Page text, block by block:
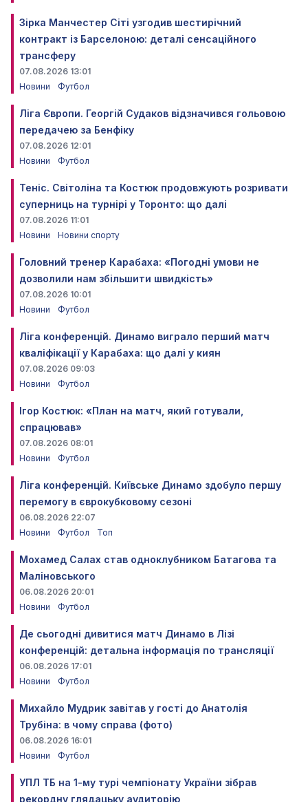
Зірка Манчестер Сіті узгодив шестирічний
контракт із Барселоною: деталі сенсаційного
трансферу
07.08.2026 13:01
Новини
Футбол
Ліга Європи. Георгій Судаков відзначився гольовою
передачею за Бенфіку
07.08.2026 12:01
Новини
Футбол
Теніс. Світоліна та Костюк продовжують розривати
суперниць на турнірі у Торонто: що далі
07.08.2026 11:01
Новини
Новини спорту
Головний тренер Карабаха: «Погодні умови не
дозволили нам збільшити швидкість»
07.08.2026 10:01
Новини
Футбол
Ліга конференцій. Динамо виграло перший матч
кваліфікації у Карабаха: що далі у киян
07.08.2026 09:03
Новини
Футбол
Ігор Костюк: «План на матч, який готували,
спрацював»
07.08.2026 08:01
Новини
Футбол
Ліга конференцій. Київське Динамо здобуло першу
перемогу в єврокубковому сезоні
06.08.2026 22:07
Новини
Футбол Топ
Мохамед Салах став одноклубником Батагова та
Маліновського
06.08.2026 20:01
Новини
Футбол
Де сьогодні дивитися матч Динамо в Лізі
конференцій: детальна інформація по трансляції
06.08.2026 17:01
Новини
Футбол
Михайло Мудрик завітав у гості до Анатолія
Трубіна: в чому справа (фото)
06.08.2026 16:01
Новини
Футбол
УПЛ ТБ на 1-му турі чемпіонату України зібрав
рекордну глядацьку аудиторію